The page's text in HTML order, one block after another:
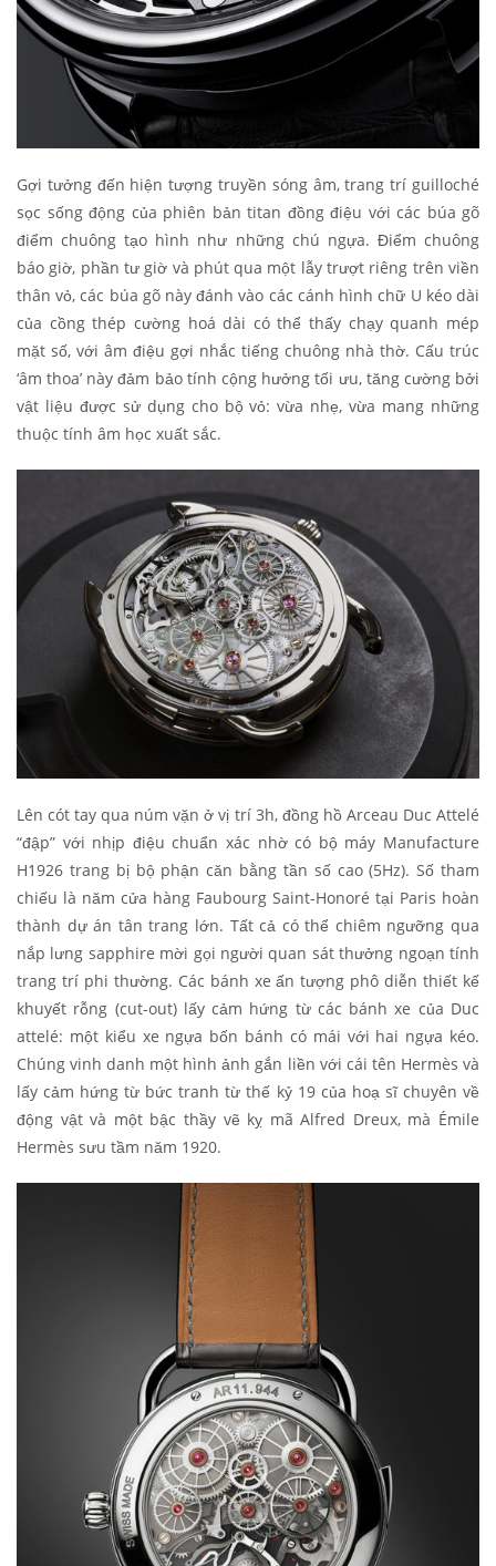
Gợi tưởng đến hiện tượng truyền sóng âm, trang trí guilloché
sọc sống động của phiên bản titan đồng điệu với các búa gõ
điểm chuông tạo hình như những chú ngựa. Điểm chuông
báo giờ, phần tư giờ và phút qua một lẫy trượt riêng trên viền
thân vỏ, các búa gõ này đánh vào các cánh hình chữ U kéo dài
của cồng thép cường hoá dài có thể thấy chạy quanh mép
mặt số, với âm điệu gợi nhắc tiếng chuông nhà thờ. Cấu trúc
‘âm thoa’ này đảm bảo tính cộng hưởng tối ưu, tăng cường bởi
vật liệu được sử dụng cho bộ vỏ: vừa nhẹ, vừa mang những
thuộc tính âm học xuất sắc.
Lên cót tay qua núm vặn ở vị trí 3h, đồng hồ Arceau Duc Attelé
“đập” với nhịp điệu chuẩn xác nhờ có bộ máy Manufacture
H1926 trang bị bộ phận căn bằng tần số cao (5Hz). Số tham
chiếu là năm cửa hàng Faubourg Saint-Honoré tại Paris hoàn
thành dự án tân trang lớn. Tất cả có thể chiêm ngưỡng qua
nắp lưng sapphire mời gọi người quan sát thưởng ngoạn tính
trang trí phi thường. Các bánh xe ấn tượng phô diễn thiết kế
khuyết rỗng (cut-out) lấy cảm hứng từ các bánh xe của Duc
attelé: một kiểu xe ngựa bốn bánh có mái với hai ngựa kéo.
Chúng vinh danh một hình ảnh gắn liền với cái tên Hermès và
lấy cảm hứng từ bức tranh từ thế kỷ 19 của hoạ sĩ chuyên về
động vật và một bậc thầy vẽ kỵ mã Alfred Dreux, mà Émile
Hermès sưu tầm năm 1920.